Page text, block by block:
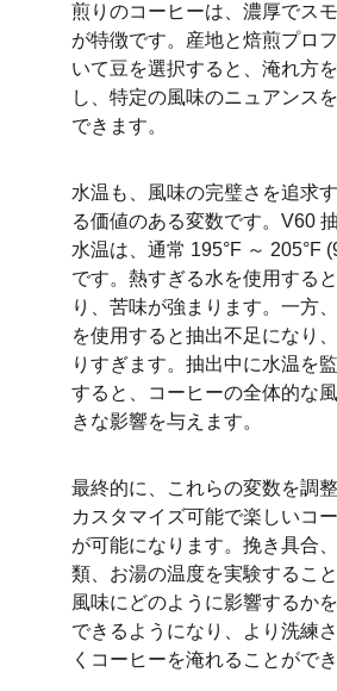
煎りのコーヒーは、濃厚でス
が特徴です。産地と焙煎プロ
いて豆を選択すると、淹れ方
し、特定の風味のニュアンス
できます。
水温も、風味の完璧さを追求
る価値のある変数です。V60
水温は、通常 195°F ～ 205°F
です。熱すぎる水を使用する
り、苦味が強まります。一方
を使用すると抽出不足になり
りすぎます。抽出中に水温を
すると、コーヒーの全体的な
きな影響を与えます。
最終的に、これらの変数を調整
カスタマイズ可能で楽しいコ
が可能になります。挽き具合
類、お湯の温度を実験するこ
風味にどのように影響するか
できるようになり、より洗練
くコーヒーを淹れることができ